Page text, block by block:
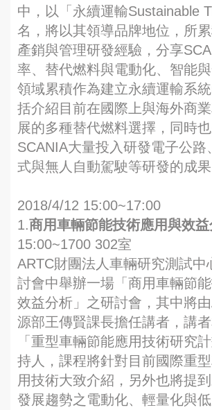
中，以「永續運輸Sustainable
名，將以其領導品牌地位，所
產銷與管理研發經驗，分享
率、替代燃料與電動化、智能
領域累積作為建立永續運輸系
括介紹目前在國際上與海外商
展的多種替代燃料選擇，同時
SCANIA大量投入研發電子公路
式與無人自動駕駛等研發的成果
2018/4/12 15:00~17:00
1.商用車輛節能技術應用與效
15:00~1700 302室
ARTC財團法人車輛研究測試中
討會中舉辦一場「商用車輛節
效益分析」之研討會，其中將
源部王傳賢課長擔任講者，講
「重型車輛節能應用技術研究
持人，課程將針對目前國際重
用技術大致介紹，另外也將提
發展趨勢之電動化、輕量化與